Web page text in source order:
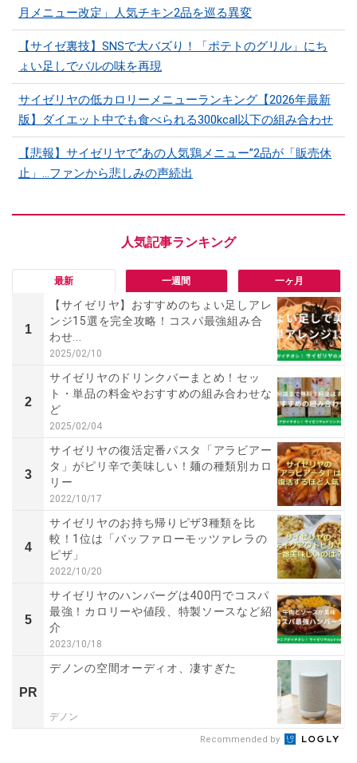
月メニュー改定」人気チキン2品を巡る異変
【サイゼ裏技】SNSで大バズり！「ポテトのグリル」にち
ょい足しでバルの味を再現
サイゼリヤの低カロリーメニューランキング【2026年最新
版】ダイエット中でも食べられる300kcal以下の組み合わせ
【悲報】サイゼリヤで“あの人気鶏メニュー”2品が「販売休
止」…ファンから悲しみの声続出
最新 一週間 一ヶ月
1
【サイゼリヤ】おすすめのちょい足しアレ
ンジ15選を完全攻略！コスパ最強組み合
わせ...
2025/02/10
2
サイゼリヤのドリンクバーまとめ！セッ
ト・単品の料金やおすすめの組み合わせな
ど
2025/02/04
3
サイゼリヤの復活定番パスタ「アラビアー
タ」がピリ辛で美味しい！麺の種類別カロ
リー
2022/10/17
4
サイゼリヤのお持ち帰りピザ3種類を比
較！1位は「バッファローモッツァレラの
ピザ」
2022/10/20
5
サイゼリヤのハンバーグは400円でコスパ
最強！カロリーや値段、特製ソースなど紹
介
2023/10/18
PR
デノンの空間オーディオ、凄すぎた
デノン
Recommended by